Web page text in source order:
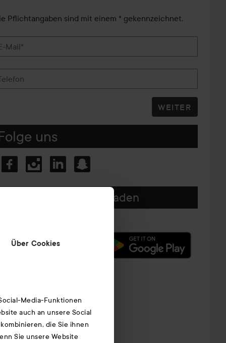
Über Cookies
Media-Funktionen
auch an unsere Social
die Sie ihnen
Sie unsere Website
Pflichtangaben sind mit einem * gekennzeichnet.
Mail*
WEITER
uns
Unsere App herunterladen